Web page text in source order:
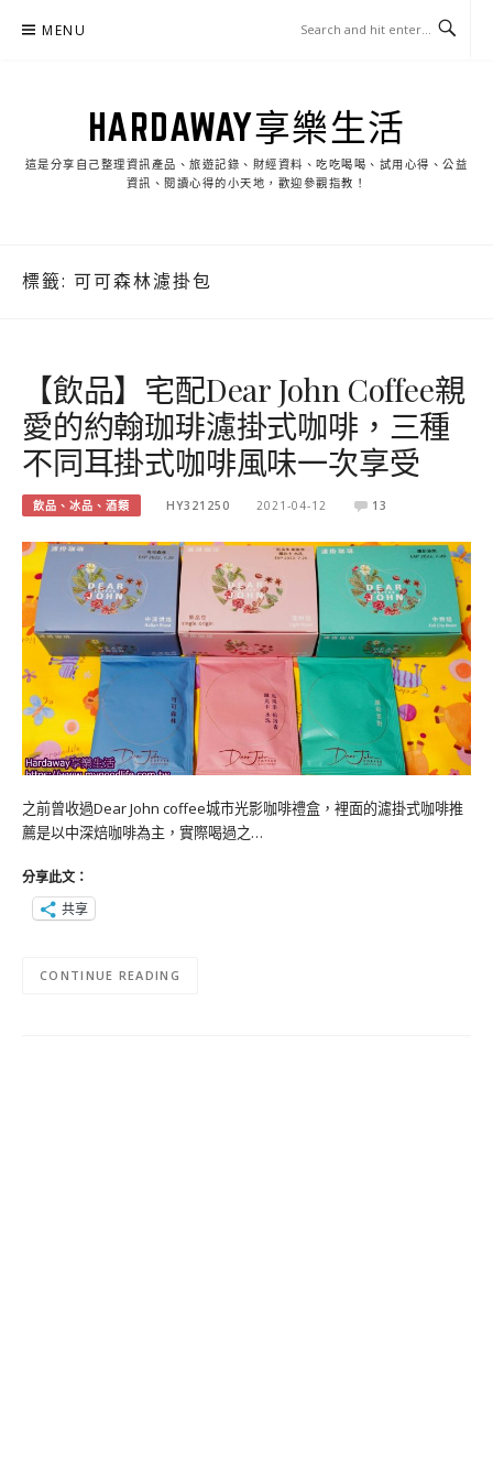
MENU
HARDAWAY享樂生活
這是分享自己整理資訊產品、旅遊記錄、財經資料、吃吃喝喝、試用心得、公益
資訊、閱讀心得的小天地，歡迎參觀指教！
標籤: 可可森林濾掛包
【飲品】宅配Dear John Coffee親
愛的約翰珈琲濾掛式咖啡，三種
不同耳掛式咖啡風味一次享受
飲品、冰品、酒類 HY321250 2021-04-12 13
之前曾收過Dear John coffee城市光影咖啡禮盒，裡面的濾掛式咖啡推
薦是以中深焙咖啡為主，實際喝過之…
分享此文：
共享
CONTINUE READING